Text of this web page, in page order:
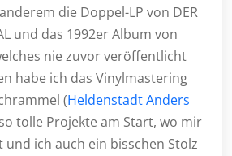
die Doppel-LP von DER
und das 1992er Album von
nie zuvor veröffentlicht
habe ich das Vinylmastering
(Heldenstadt Anders
tolle Projekte am Start, wo mir
und ich auch ein bisschen Stolz